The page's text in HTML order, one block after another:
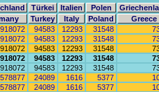
Türkei Italien Polen
Turkey Italy Poland Greece
94583 12293 31548
94583 12293 31548
94583 12293 31548
94583 12293 31548
94583 12293 31548
578877 24089 1616 5377
578877 24089 1616 5377